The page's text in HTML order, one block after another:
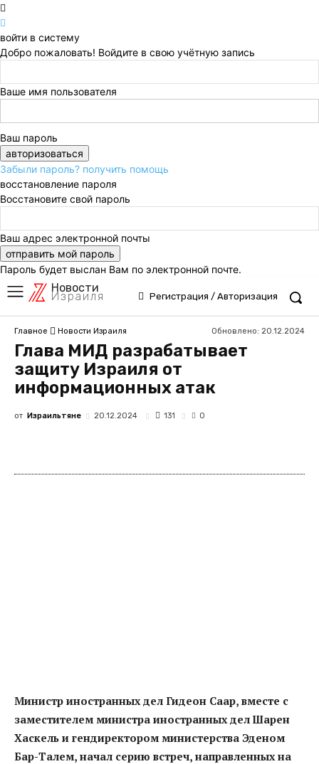
войти в систему
Добро пожаловать! Войдите в свою учётную запись
Ваше имя пользователя
Ваш пароль
Забыли пароль? получить помощь
восстановление пароля
Восстановите свой пароль
Ваш адрес электронной почты
Пароль будет выслан Вам по электронной почте.
Новости
Израиля Регистрация / Авторизация
Главное Новости Израиля Обновлено: 20.12.2024
Глава МИД разрабатывает
защиту Израиля от
информационных атак
от Израильтяне 20.12.2024 131 0
Министр иностранных дел Гидеон Саар, вместе с
заместителем министра иностранных дел Шарен
Хаскель и гендиректором министерства Эденом
Бар-Талем, начал серию встреч, направленных на